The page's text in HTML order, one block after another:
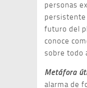
personas
persistente
futuro del
conoce
sobre todo
Metáfora
alarma de